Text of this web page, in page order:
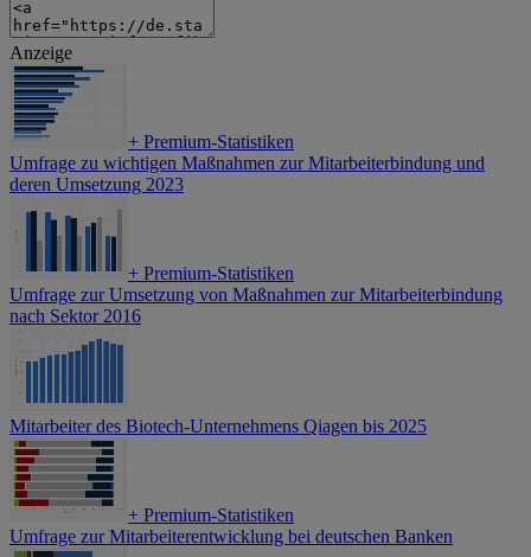
Anzeige
+ Premium-Statistiken
Umfrage zu wichtigen Maßnahmen zur Mitarbeiterbindung und
deren Umsetzung 2023
+ Premium-Statistiken
Umfrage zur Umsetzung von Maßnahmen zur Mitarbeiterbindung
nach Sektor 2016
Mitarbeiter des Biotech-Unternehmens Qiagen bis 2025
+ Premium-Statistiken
Umfrage zur Mitarbeiterentwicklung bei deutschen Banken